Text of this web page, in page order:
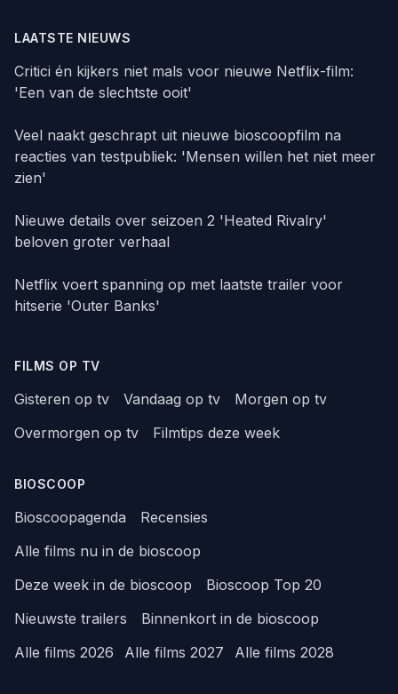
LAATSTE NIEUWS
Critici én kijkers niet mals voor nieuwe Netflix-film:
'Een van de slechtste ooit'
Veel naakt geschrapt uit nieuwe bioscoopfilm na
reacties van testpubliek: 'Mensen willen het niet meer
zien'
Nieuwe details over seizoen 2 'Heated Rivalry'
beloven groter verhaal
Netflix voert spanning op met laatste trailer voor
hitserie 'Outer Banks'
FILMS OP TV
Gisteren op tv Vandaag op tv
Morgen op tv
Overmorgen op tv
Filmtips deze week
BIOSCOOP
Bioscoopagenda
Recensies
Alle films nu in de bioscoop
Deze week in de bioscoop
Bioscoop Top 20
Nieuwste trailers
Binnenkort in de bioscoop
Alle films 2026
Alle films 2027 Alle films 2028